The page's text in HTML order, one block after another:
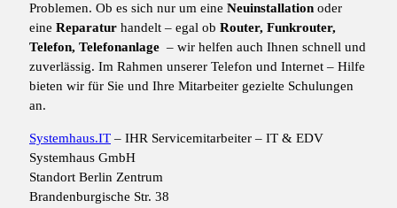
Problemen. Ob es sich nur um eine Neuinstallation oder
eine Reparatur handelt – egal ob Router, Funkrouter,
Telefon, Telefonanlage – wir helfen auch Ihnen schnell und
zuverlässig. Im Rahmen unserer Telefon und Internet – Hilfe
bieten wir für Sie und Ihre Mitarbeiter gezielte Schulungen
an.
Systemhaus.IT – IHR Servicemitarbeiter – IT & EDV
Systemhaus GmbH
Standort Berlin Zentrum
Brandenburgische Str. 38